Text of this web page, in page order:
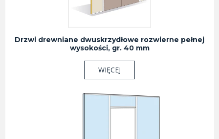
Drzwi drewniane dwuskrzydłowe rozwierne pełnej
wysokości, gr. 40 mm
WIĘCEJ